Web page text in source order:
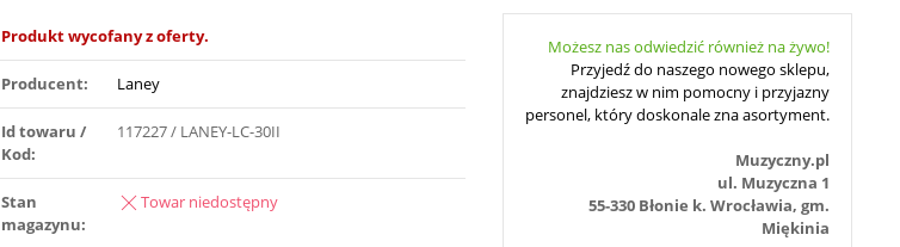
Produkt wycofany z oferty.
Producent: Laney
Id towaru /
Kod:
117227 / LANEY-LC-30II
Stan
magazynu:
Towar niedostępny
Możesz nas odwiedzić również na żywo!
Przyjedź do naszego nowego sklepu,
znajdziesz w nim pomocny i przyjazny
personel, który doskonale zna asortyment.
Muzyczny.pl
ul. Muzyczna 1
55-330 Błonie k. Wrocławia, gm.
Miękinia